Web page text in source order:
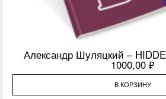
Александр Шуляцкий –
1000,00 ₽
В КОРЗИНУ